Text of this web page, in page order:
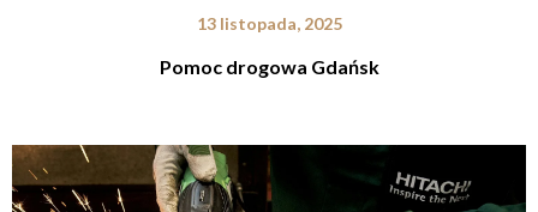
13 listopada, 2025
Pomoc drogowa Gdańsk